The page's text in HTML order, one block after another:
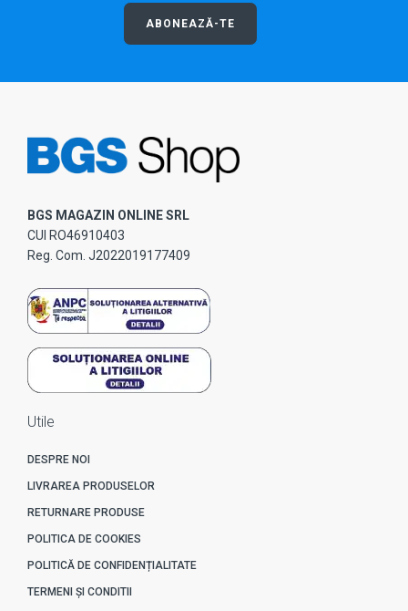
ABONEAZĂ-TE
BGS MAGAZIN ONLINE SRL
CUI RO46910403
Reg. Com. J2022019177409
Utile
DESPRE NOI
LIVRAREA PRODUSELOR
RETURNARE PRODUSE
POLITICA DE COOKIES
POLITICĂ DE CONFIDENȚIALITATE
TERMENI ȘI CONDITII